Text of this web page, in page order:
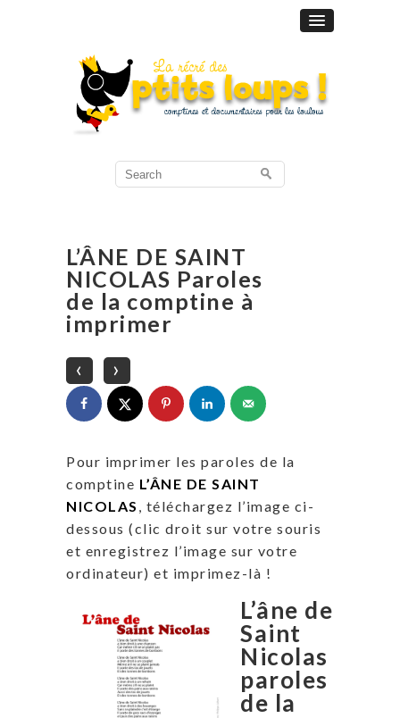
Search
for:
L’ÂNE DE SAINT
NICOLAS Paroles
de la comptine à
imprimer
‹
›
Pour imprimer les paroles de la
comptine L’ÂNE DE SAINT
NICOLAS
, téléchargez l’image ci-
dessous (clic droit sur votre souris
et enregistrez l’image sur votre
ordinateur) et imprimez-là !
L’âne de
Saint
Nicolas
paroles
de la